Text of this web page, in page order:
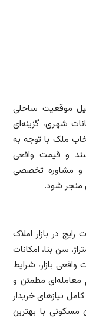
موقعیت ساحلی
شهری، گزینه‌ای
ملک با توجه به
و قیمت واقعی
و مشاوره تخصصی
منجر شود.
در بازار املاک
سن بنا، امکانات
بازار، شرایط
معامله‌ای مطمئن و
نیازهای خریدار
مسکونی با بهترین